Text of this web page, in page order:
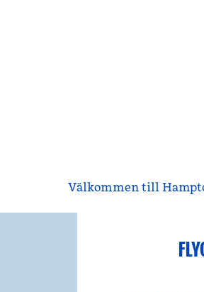
Välkommen till